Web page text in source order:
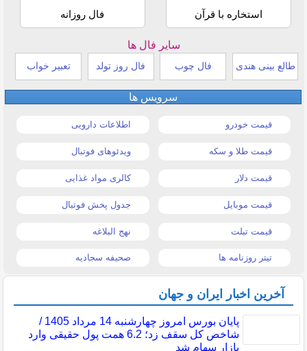
استخاره با قرآن فال روزانه
سایر فال ها
طالع بینی هندی فال چوب فال روز تولد تعبیر خواب
سرویس ها
قیمت خودرو اطلاعات دارویی
قیمت طلا و سکه ویدئوهای فوتبال
قیمت دلار کالری مواد غذایی
قیمت موبایل جدول پخش فوتبال
قیمت تبلت نهج البلاغه
تیتر روزنامه ها صحیفه سجادیه
آخرین اخبار ایران و جهان
پایان بورس امروز چهارشنبه 14 مرداد 1405 /
شاخص کل سقف زد؛ 6.2 همت پول حقیقی وارد
بازار سهام شد